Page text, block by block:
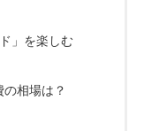
」を楽しむ
相場は？